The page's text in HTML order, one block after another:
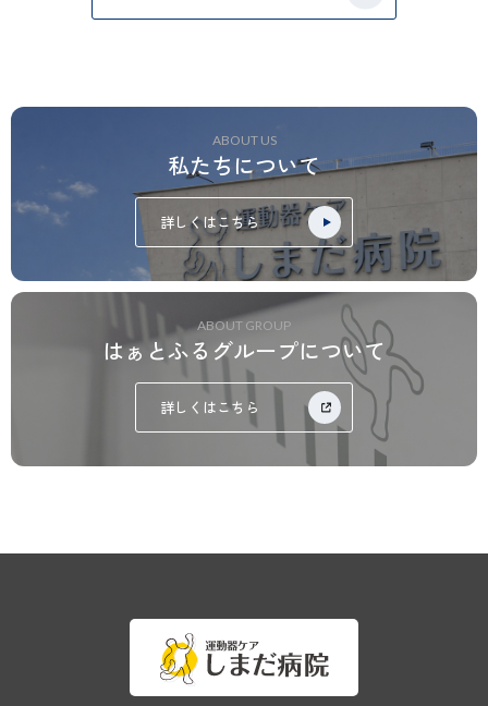
ABOUT US
私たちについて
詳しくはこちら
ABOUT GROUP
はぁとふるグループについて
詳しくはこちら